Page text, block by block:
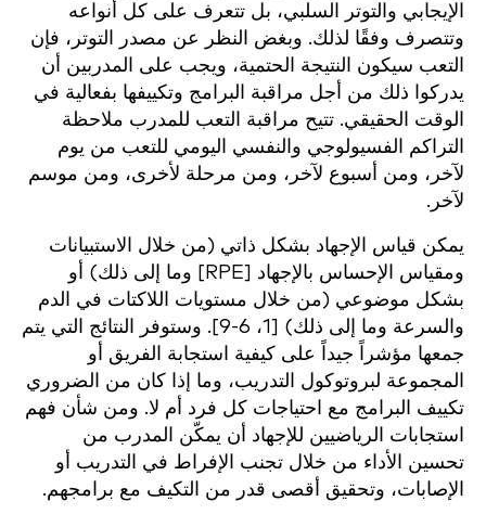
الإيجابي والتوتر السلبي، بل تتعرف على كل أنواعه
وتتصرف وفقًا لذلك. وبغض النظر عن مصدر التوتر، فإن
التعب سيكون النتيجة الحتمية، ويجب على المدربين أن
يدركوا ذلك من أجل مراقبة البرامج وتكييفها بفعالية في
الوقت الحقيقي. تتيح مراقبة التعب للمدرب ملاحظة
التراكم الفسيولوجي والنفسي اليومي للتعب من يوم
لآخر، ومن أسبوع لآخر، ومن مرحلة لأخرى، ومن موسم
لآخر.
يمكن قياس الإجهاد بشكل ذاتي (من خلال الاستبيانات
ومقياس الإحساس بالإجهاد [RPE] وما إلى ذلك) أو
بشكل موضوعي (من خلال مستويات اللاكتات في الدم
والسرعة وما إلى ذلك) [1، 6-9]. وستوفر النتائج التي يتم
جمعها مؤشراً جيداً على كيفية استجابة الفريق أو
المجموعة لبروتوكول التدريب، وما إذا كان من الضروري
تكييف البرامج مع احتياجات كل فرد أم لا. ومن شأن فهم
استجابات الرياضيين للإجهاد أن يمكّن المدرب من
تحسين الأداء من خلال تجنب الإفراط في التدريب أو
الإصابات، وتحقيق أقصى قدر من التكيف مع برامجهم.